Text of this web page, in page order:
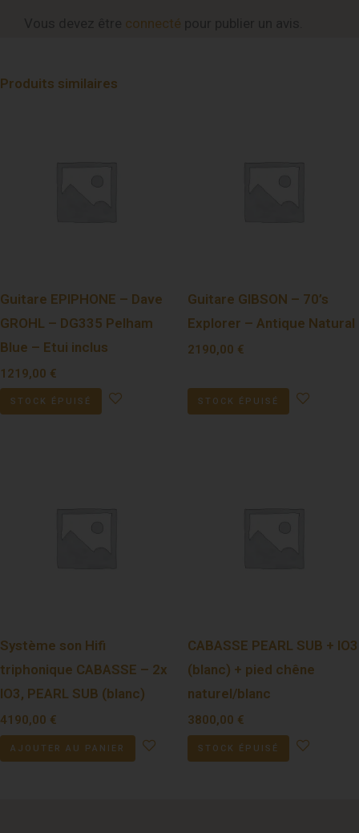
connecté
Produits similaires
Guitare EPIPHONE – Dave
GROHL – DG335 Pelham
Blue – Etui inclus
1219,00 €
STOCK ÉPUISÉ
Guitare GIBSON – 70’s
Explorer – Antique Natural
2190,00 €
STOCK ÉPUISÉ
Système son Hifi
triphonique CABASSE – 2x
IO3, PEARL SUB (blanc)
4190,00 €
AJOUTER AU PANIER
CABASSE PEARL SUB + IO3
(blanc) + pied chêne
naturel/blanc
3800,00 €
STOCK ÉPUISÉ